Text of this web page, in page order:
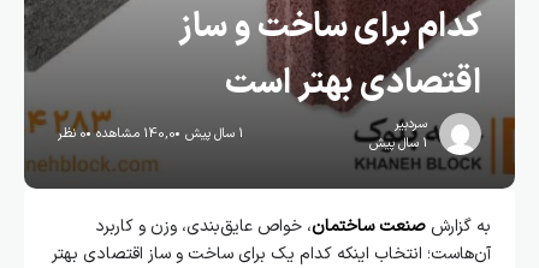
کدام برای ساخت و ساز
اقتصادی بهتر است
سردبیر
1 سال پیش
1 سال پیش 140,0 مشاهده 0 نظر
به گزارش صنعت ساختمان، خواص عایق‌بندی، وزن و کاربرد
آن‌هاست؛ انتخاب اینکه کدام یک برای ساخت و ساز اقتصادی بهتر